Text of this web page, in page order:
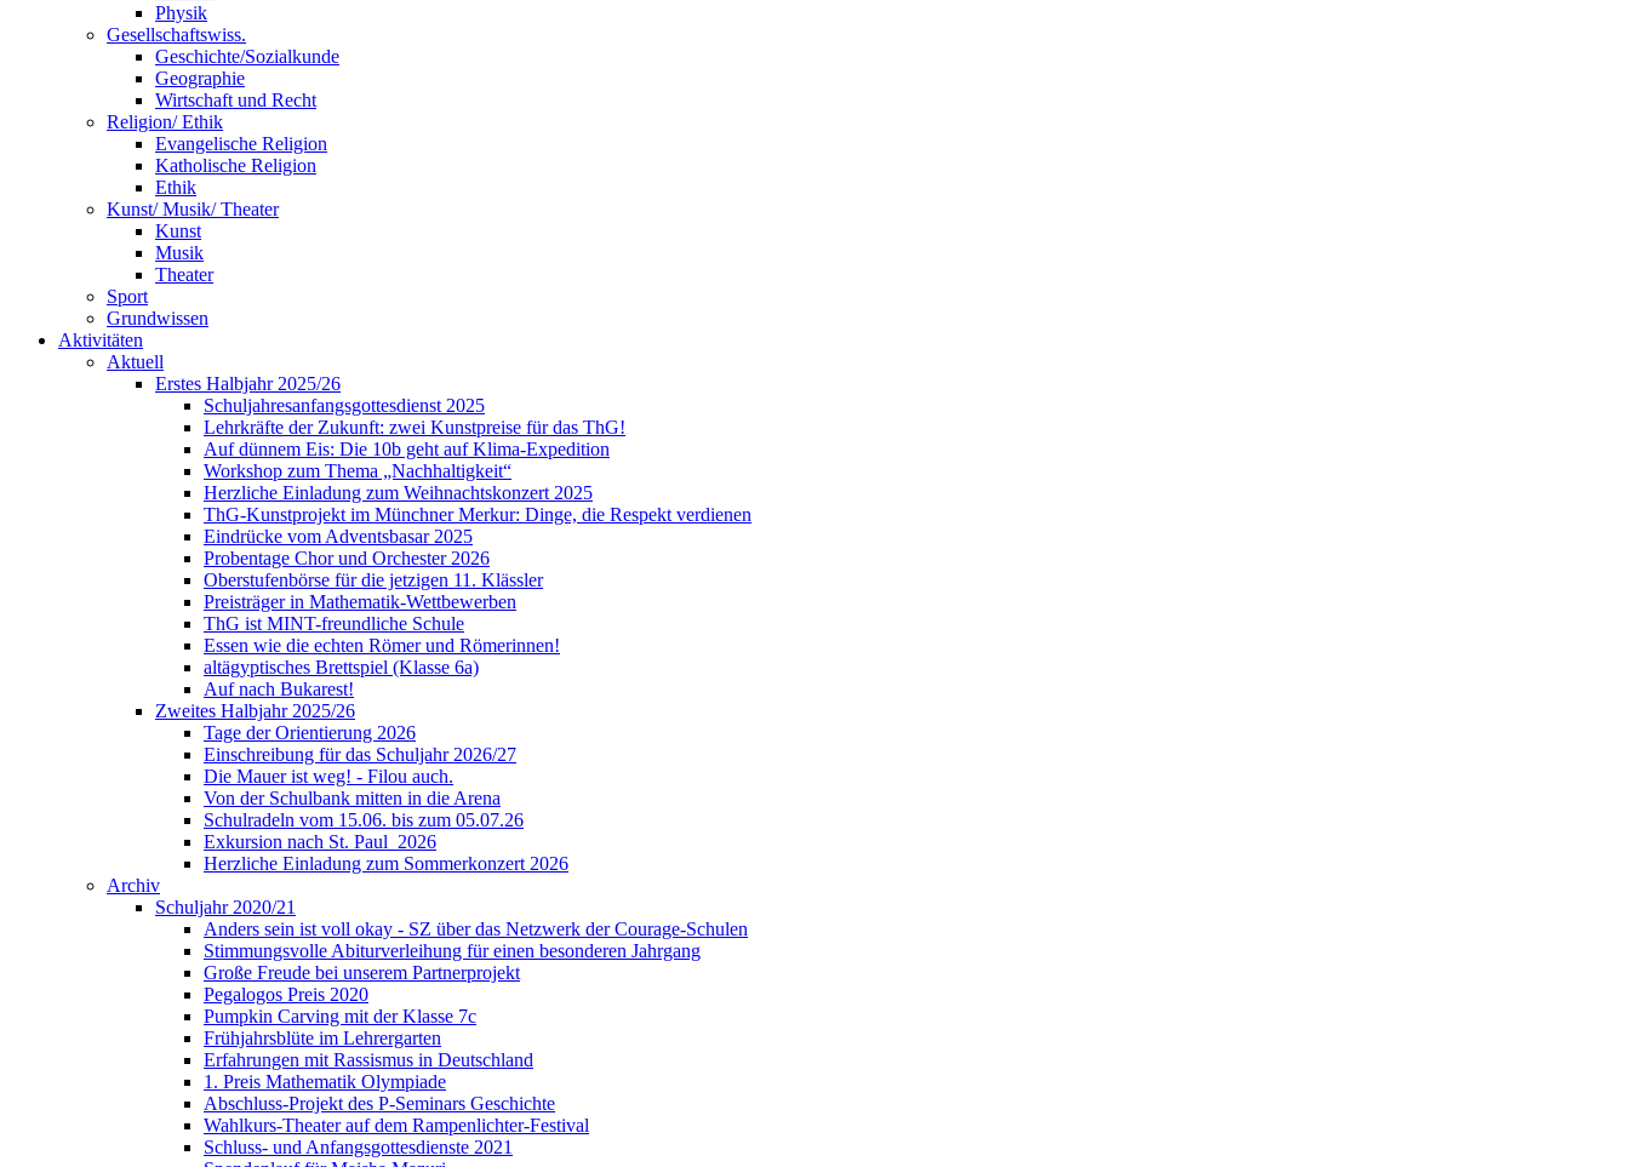
Physik
Gesellschaftswiss.
Geschichte/Sozialkunde
Geographie
Wirtschaft und Recht
Religion/ Ethik
Evangelische Religion
Katholische Religion
Ethik
Kunst/ Musik/ Theater
Kunst
Musik
Theater
Sport
Grundwissen
Aktivitäten
Aktuell
Erstes Halbjahr 2025/26
Schuljahresanfangsgottesdienst 2025
Lehrkräfte der Zukunft: zwei Kunstpreise für das ThG!
Auf dünnem Eis: Die 10b geht auf Klima-Expedition
Workshop zum Thema „Nachhaltigkeit“
Herzliche Einladung zum Weihnachtskonzert 2025
ThG-Kunstprojekt im Münchner Merkur: Dinge, die Respekt verdienen
Eindrücke vom Adventsbasar 2025
Probentage Chor und Orchester 2026
Oberstufenbörse für die jetzigen 11. Klässler
Preisträger in Mathematik-Wettbewerben
ThG ist MINT-freundliche Schule
Essen wie die echten Römer und Römerinnen!
altägyptisches Brettspiel (Klasse 6a)
Auf nach Bukarest!
Zweites Halbjahr 2025/26
Tage der Orientierung 2026
Einschreibung für das Schuljahr 2026/27
Die Mauer ist weg! - Filou auch.
Von der Schulbank mitten in die Arena
Schulradeln vom 15.06. bis zum 05.07.26
Exkursion nach St. Paul_2026
Herzliche Einladung zum Sommerkonzert 2026
Archiv
Schuljahr 2020/21
Anders sein ist voll okay - SZ über das Netzwerk der Courage-Schulen
Stimmungsvolle Abiturverleihung für einen besonderen Jahrgang
Große Freude bei unserem Partnerprojekt
Pegalogos Preis 2020
Pumpkin Carving mit der Klasse 7c
Frühjahrsblüte im Lehrergarten
Erfahrungen mit Rassismus in Deutschland
1. Preis Mathematik Olympiade
Abschluss-Projekt des P-Seminars Geschichte
Wahlkurs-Theater auf dem Rampenlichter-Festival
Schluss- und Anfangsgottesdienste 2021